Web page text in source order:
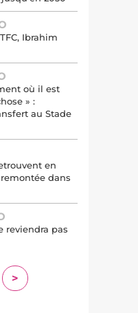
Ibrahim
où il est
» :
au Stade
en
dans
reviendra pas
>